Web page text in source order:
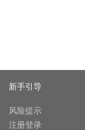
新手引导
风险提示
注册登录